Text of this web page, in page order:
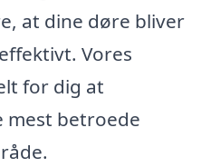
at dine døre bliver
Vores
for dig at
mest betroede